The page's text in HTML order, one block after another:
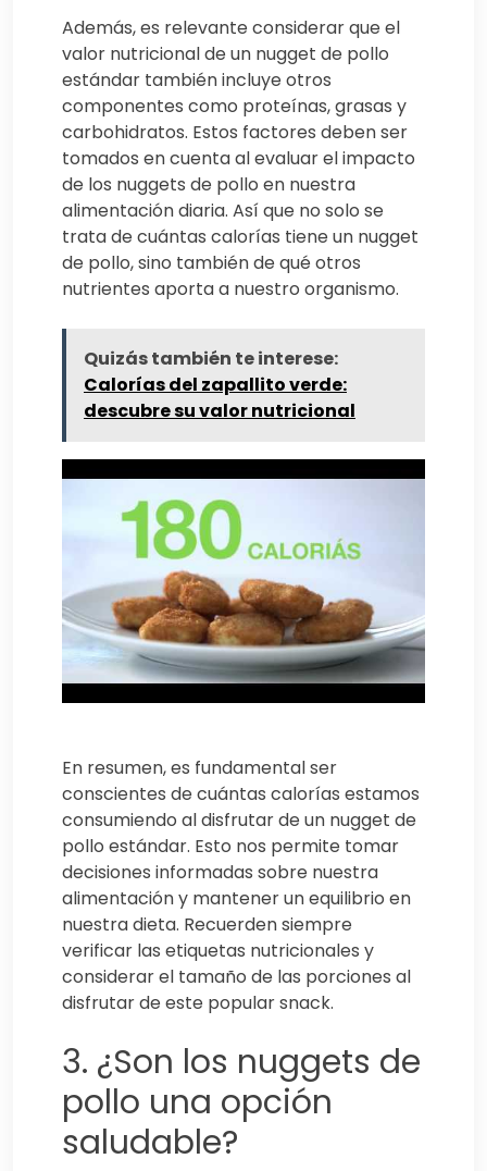
Además, es relevante considerar que el
valor nutricional de un nugget de pollo
estándar también incluye otros
componentes como proteínas, grasas y
carbohidratos. Estos factores deben ser
tomados en cuenta al evaluar el impacto
de los nuggets de pollo en nuestra
alimentación diaria. Así que no solo se
trata de cuántas calorías tiene un nugget
de pollo, sino también de qué otros
nutrientes aporta a nuestro organismo.
Quizás también te interese:
Calorías del zapallito verde:
descubre su valor nutricional
En resumen, es fundamental ser
conscientes de cuántas calorías estamos
consumiendo al disfrutar de un nugget de
pollo estándar. Esto nos permite tomar
decisiones informadas sobre nuestra
alimentación y mantener un equilibrio en
nuestra dieta. Recuerden siempre
verificar las etiquetas nutricionales y
considerar el tamaño de las porciones al
disfrutar de este popular snack.
3. ¿Son los nuggets de
pollo una opción
saludable?